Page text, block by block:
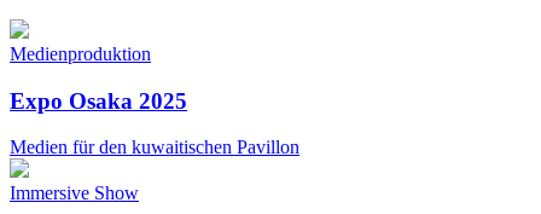
Medienproduktion
Expo Osaka 2025
Medien für den kuwaitischen Pavillon
Immersive Show